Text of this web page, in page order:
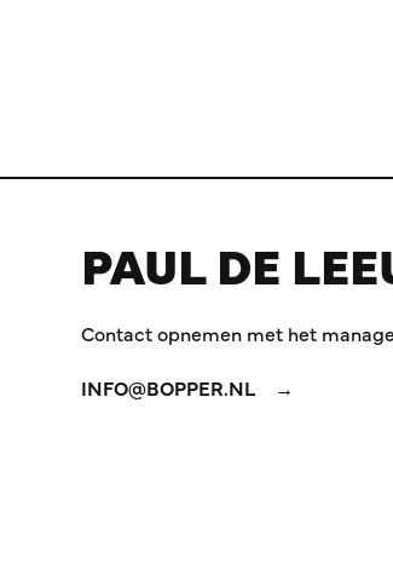
PAUL DE
Contact opnemen met het
INFO@BOPPER.NL